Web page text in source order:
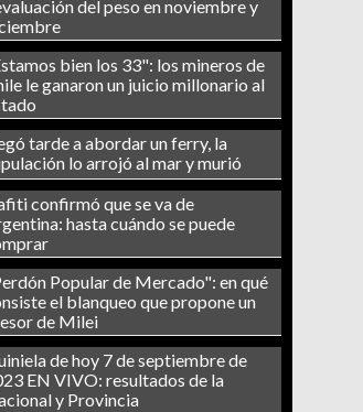
del peso en noviembre y
bien los 33": los mineros de
le ganaron un juicio millonario al
tarde a abordar un ferry, la
lo arrojó al mar y murió
confirmó que se va de
hasta cuándo se puede
Popular de Mercado": en qué
el blanqueo que propone un
de Milei
de hoy 7 de septiembre de
EN VIVO: resultados de la
y Provincia